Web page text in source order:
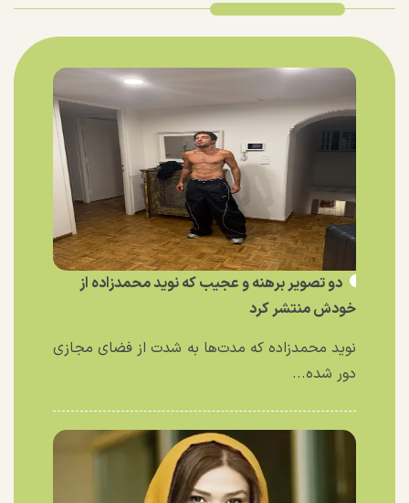
دو تصویر برهنه و عجیب که نوید محمدزاده از
خودش منتشر کرد
نوید محمدزاده که مدت‌ها به شدت از فضای مجازی
دور شده...